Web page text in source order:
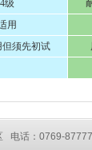
4级
用
但须先初试
电话：0769-